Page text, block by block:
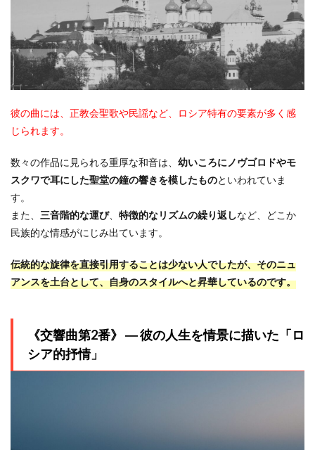
彼の曲には、正教会聖歌や民謡など、ロシア特有の要素が多く感
じられます。
数々の作品に見られる重厚な和音は、 幼いころにノヴゴロドやモ
スクワで耳にした聖堂の鐘の響きを模したものといわれていま
す。
また、 三音階的な運び、 特徴的なリズムの繰り返しなど、どこか
民族的な情感がにじみ出ています。
伝統的な旋律を直接引用することは少ない人でしたが、そのニュ
アンスを土台として、自身のスタイルへと昇華しているのです。
《交響曲第2番》 ― 彼の人生を情景に描いた「ロ
シア的抒情」